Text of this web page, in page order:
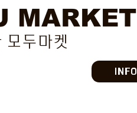
MARKET
모두마켓
INFO